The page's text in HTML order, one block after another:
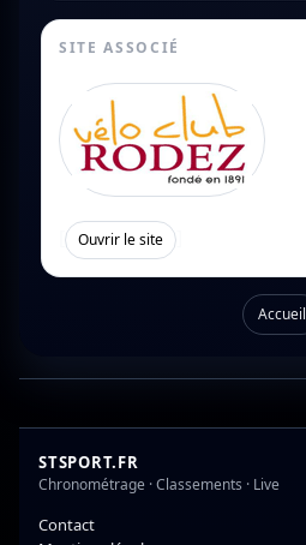
SITE ASSOCIÉ
Ouvrir le site
Accueil
STSPORT.FR
Chronométrage · Classements · Live
Contact